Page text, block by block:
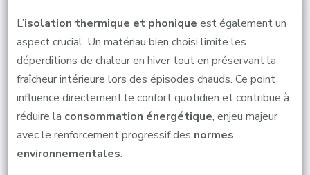
L’isolation thermique et phonique est également un
aspect crucial. Un matériau bien choisi limite les
déperditions de chaleur en hiver tout en préservant la
fraîcheur intérieure lors des épisodes chauds. Ce point
influence directement le confort quotidien et contribue à
réduire la consommation énergétique, enjeu majeur
avec le renforcement progressif des normes
environnementales.